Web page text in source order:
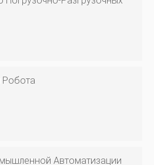
Автоматизации